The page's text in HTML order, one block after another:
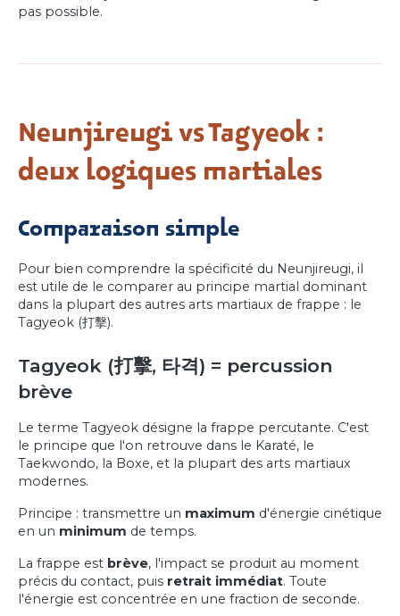
pas possible.
Neunjireugi vs Tagyeok :
deux logiques martiales
Comparaison simple
Pour bien comprendre la spécificité du Neunjireugi, il
est utile de le comparer au principe martial dominant
dans la plupart des autres arts martiaux de frappe : le
Tagyeok (打擊).
Tagyeok (打擊, 타격) = percussion
brève
Le terme Tagyeok désigne la frappe percutante. C'est
le principe que l'on retrouve dans le Karaté, le
Taekwondo, la Boxe, et la plupart des arts martiaux
modernes.
Principe : transmettre un maximum d'énergie cinétique
en un minimum de temps.
La frappe est brève, l'impact se produit au moment
précis du contact, puis retrait immédiat. Toute
l'énergie est concentrée en une fraction de seconde.